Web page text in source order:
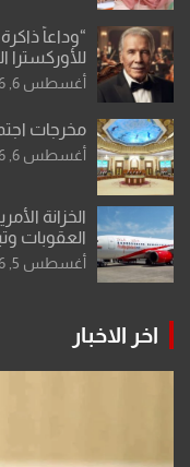
“وداعاً
للأوركسترا
أغسطس 6, 2026
مخرجات
أغسطس 6, 2026
الخزانة
العقوبات
أغسطس 5, 2026
اخر الاخبار